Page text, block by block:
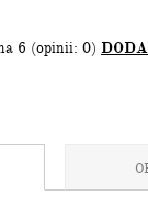
6 (opinii: 0)